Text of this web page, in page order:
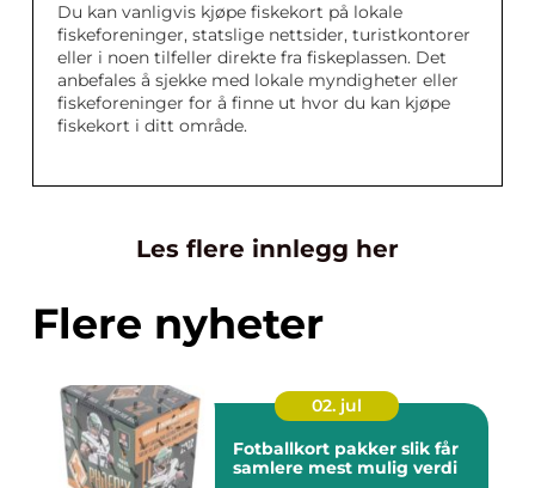
Du kan vanligvis kjøpe fiskekort på lokale
fiskeforeninger, statslige nettsider, turistkontorer
eller i noen tilfeller direkte fra fiskeplassen. Det
anbefales å sjekke med lokale myndigheter eller
fiskeforeninger for å finne ut hvor du kan kjøpe
fiskekort i ditt område.
Les flere innlegg her
Flere nyheter
02. jul
Fotballkort pakker slik får
samlere mest mulig verdi